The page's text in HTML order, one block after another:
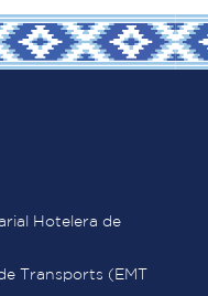
Hotelera de
Transports (EMT